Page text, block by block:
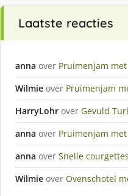
Laatste reacties
anna over Pruimenjam
Wilmie over Pruimenjam
HarryLohr over Gevuld
anna over Pruimenjam
anna over Snelle
Wilmie over Ovenschotel